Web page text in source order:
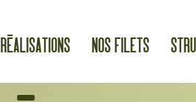
Réalisations Nos filets